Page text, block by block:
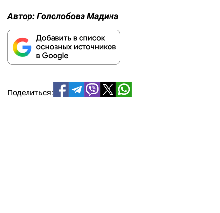
Автор:Гололобова Мадина
Поделиться: